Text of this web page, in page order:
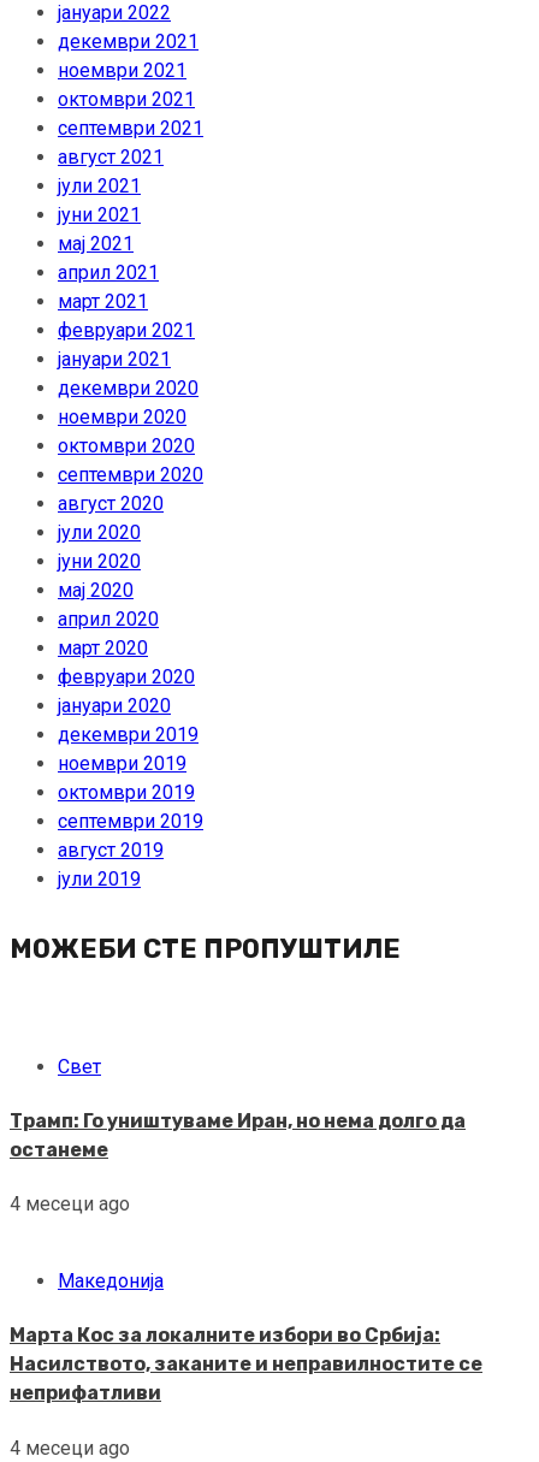
јануари 2022
декември 2021
ноември 2021
октомври 2021
септември 2021
август 2021
јули 2021
јуни 2021
мај 2021
април 2021
март 2021
февруари 2021
јануари 2021
декември 2020
ноември 2020
октомври 2020
септември 2020
август 2020
јули 2020
јуни 2020
мај 2020
април 2020
март 2020
февруари 2020
јануари 2020
декември 2019
ноември 2019
октомври 2019
септември 2019
август 2019
јули 2019
МОЖЕБИ СТЕ ПРОПУШТИЛЕ
Свет
Трамп: Го уништуваме Иран, но нема долго да
останеме
4 месеци ago
Македонија
Марта Кос за локалните избори во Србија:
Насилството, заканите и неправилностите се
неприфатливи
4 месеци ago